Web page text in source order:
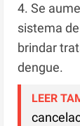
4. Se
sistema
brindar
dengue.
LEER